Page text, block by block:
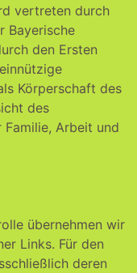
vertreten durch
Bayerische
den Ersten
Körperschaft des
des
Familie, Arbeit und
übernehmen wir
Links. Für den
deren